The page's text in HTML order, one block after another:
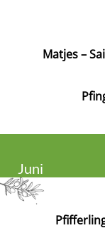
Matjes –
Juni